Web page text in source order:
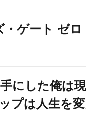
ゲート ゼ
にした俺は
プは人生を